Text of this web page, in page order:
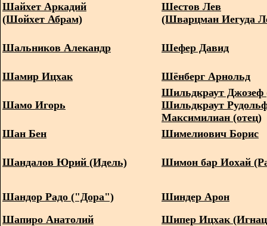
Шайхет Аркадий
(Шойхет Абрам)
Шестов Лев
(Шварцман Иегуда
Шальников Алекандр Шефер Давид
Шамир Ицхак Шёнберг Арнольд
Шамо Игорь
Шильдкраут Джозеф
Шильдкраут
Максимилиан (отец)
Шан Бен
Шимелиович Борис
Шандалов Юрий (Идель) Шимон бар Иохай
Шандор Радо ("Дора")
Шиндер Арон
Шапиро Анатолий
Шипер Ицхак